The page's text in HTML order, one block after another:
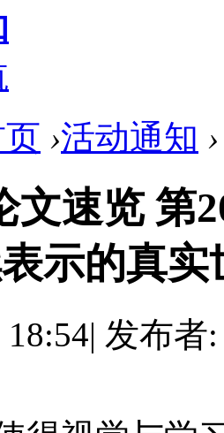
›活动通知 ›
文速览 第
示的真
| 发布者